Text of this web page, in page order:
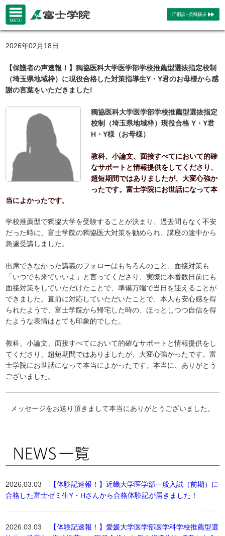
2026年02月18日
【保護者の声速報！】獨協医科大学医学部学校推薦型選抜指定校制
（埼玉県地域枠）に現役合格した対策指導生Y・Y君のお母様から感
謝の言葉をいただきました!
獨協医科大学医学部学校推薦型選抜指定
校制（埼玉県地域枠）現役合格 Y・Y君
H・Y様（お母様）
教科、小論文、面接すべてにおいて的確
なサポートと情報提供をしてくださり、
超短期間ではありましたが、大変心強か
ったです。富士学院にお世話になって本
当によかったです。
学校推薦型で獨協大学を受験することが決まり、過去問もなく不安
だった時に、富士学院の獨協医大対策を勧められ、講座の途中から
急遽受講しました。
出席できなかった講義のフォローはもちろんのこと、面接対策も
「いつでも来ていいよ」と言ってくださり、実際に本番数日前にも
面接対策をしていただけたことで、準備万端で当日を迎えることが
できました。直前に対応していただいたことで、本人も安心感を得
られたようで、富士学院から帰宅した時の、ほっとしつつ自信を得
たような表情はとても印象的でした。
教科、小論文、面接すべてにおいて的確なサポートと情報提供をし
てくださり、超短期間ではありましたが、大変心強かったです。富
士学院にお世話になって本当によかったです。本当に、ありがとう
ございました。
メッセージをお送り頂きまして本当にありがとうございました。
2026.03.03
【体験記速報！】近畿大学医学部一般入試（前期）に
合格した富士ゼミ生Y・Hさんから合格体験記が届きました！
2026.03.03
【体験記速報！】愛媛大学医学部医学科学校推薦型選